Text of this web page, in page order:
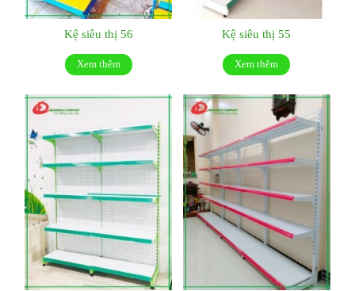
Kệ siêu thị 56
Xem thêm
Kệ siêu thị 55
Xem thêm